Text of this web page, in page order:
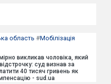
область #Мобілізація
викликав чоловіка, який
суд визнав за
40 тисяч гривень як
- sud.ua